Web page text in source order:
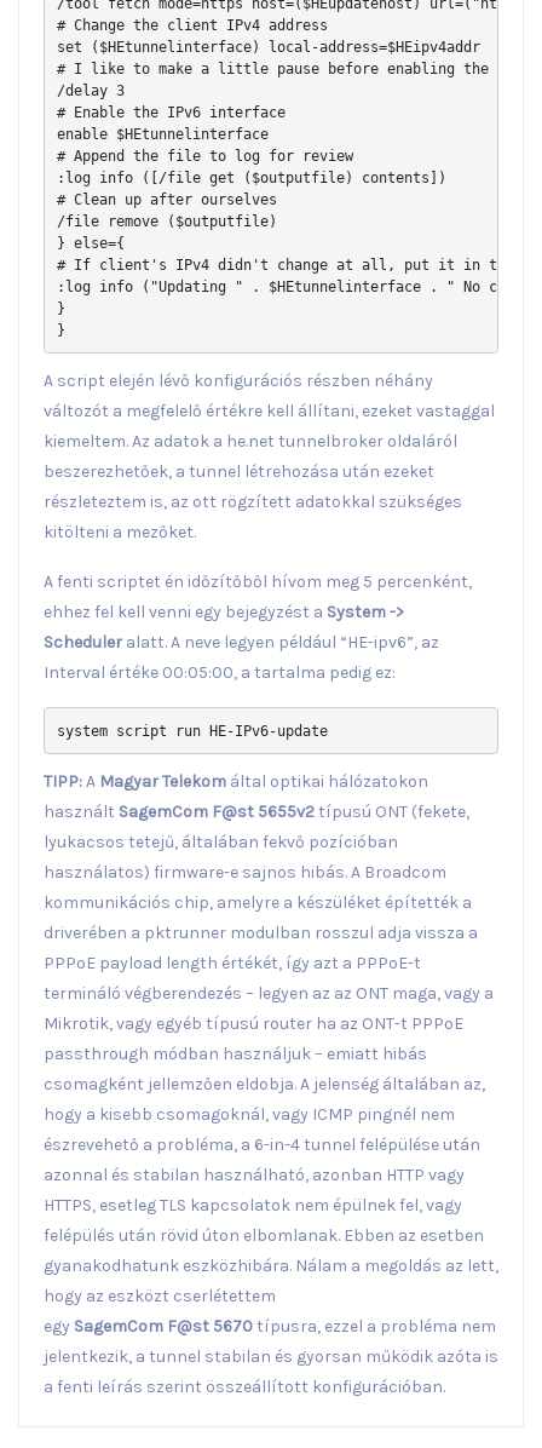
# Change the client IPv4 address
set ($HEtunnelinterface) local-address=$HEipv4addr
# I like to make a little pause before enabling the
/delay 3
# Enable the IPv6 interface
enable $HEtunnelinterface
# Append the file to log for review
:log info ([/file get ($outputfile) contents])
# Clean up after ourselves
/file remove ($outputfile)
} else={
# If client's IPv4 didn't change at all, put it in the log
:log info ("Updating " . $HEtunnelinterface . " No
}
}
A script elején lévő konfigurációs részben néhány
változót a megfelelő értékre kell állítani, ezeket vastaggal
kiemeltem. Az adatok a he.net tunnelbroker oldaláról
beszerezhetőek, a tunnel létrehozása után ezeket
részleteztem is, az ott rögzített adatokkal szükséges
kitölteni a mezőket.
A fenti scriptet én időzítőből hívom meg 5 percenként,
ehhez fel kell venni egy bejegyzést a System ->
Scheduler alatt. A neve legyen például “HE-ipv6”, az
Interval értéke 00:05:00, a tartalma pedig ez:
system script run HE-IPv6-update
TIPP:A Magyar Telekom által optikai hálózatokon
használt SagemCom F@st 5655v2típusú ONT (fekete,
lyukacsos tetejű, általában fekvő pozícióban
használatos) firmware-e sajnos hibás. A Broadcom
kommunikációs chip, amelyre a készüléket építették a
driverében a pktrunner modulban rosszul adja vissza a
PPPoE payload length értékét, így azt a PPPoE-t
termináló végberendezés – legyen az az ONT maga, vagy a
Mikrotik, vagy egyéb típusú router ha az ONT-t PPPoE
passthrough módban használjuk – emiatt hibás
csomagként jellemzően eldobja. A jelenség általában az,
hogy a kisebb csomagoknál, vagy ICMP pingnél nem
észrevehető a probléma, a 6-in-4 tunnel felépülése után
azonnal és stabilan használható, azonban HTTP vagy
HTTPS, esetleg TLS kapcsolatok nem épülnek fel, vagy
felépülés után rövid úton elbomlanak. Ebben az esetben
gyanakodhatunk eszközhibára. Nálam a megoldás az lett,
hogy az eszközt cserlétettem
egy SagemCom F@st 5670típusra, ezzel a probléma nem
jelentkezik, a tunnel stabilan és gyorsan működik azóta is
a fenti leírás szerint összeállított konfigurációban.